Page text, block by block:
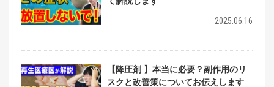
2025.06.16
【降圧剤 】本当に必要？副作用のリ
スクと改善策についてお伝えします